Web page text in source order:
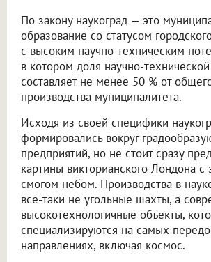
По закону наукоград — это
образование со статусом
с высоким научно-техническим
в котором доля научно-
составляет не менее 50 % от
производства муниципалитета.
Исходя из своей специфики
формировались вокруг
предприятий, но не стоит сразу
картины викторианского Лондона с
смогом небом. Производства в
все-таки не угольные шахты, а
высокотехнологичные объекты,
специализируются на самых
направлениях, включая космос.